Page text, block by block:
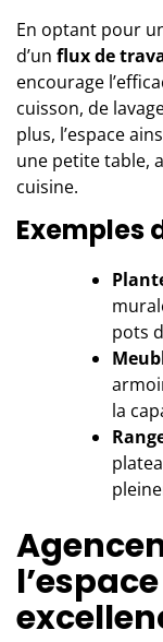
En optant pour
d’un flux de
encourage
cuisson, de
plus, l’espace
une petite table,
cuisine.
Exemples
pots
la